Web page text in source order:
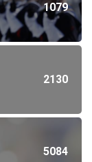
1079
2130
5084